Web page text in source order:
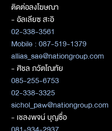
ติดต่อลงโฆษณา
- อัลเลียซ สะอิ
02-338-3561
Mobile : 087-519-1379
allias_sae@nationgroup.com
- ศิชล ภวัตโณทัย
085-255-6753
02-338-3325
sichol_paw@nationgroup.com
- เชลงพจน์ บุญซื่อ